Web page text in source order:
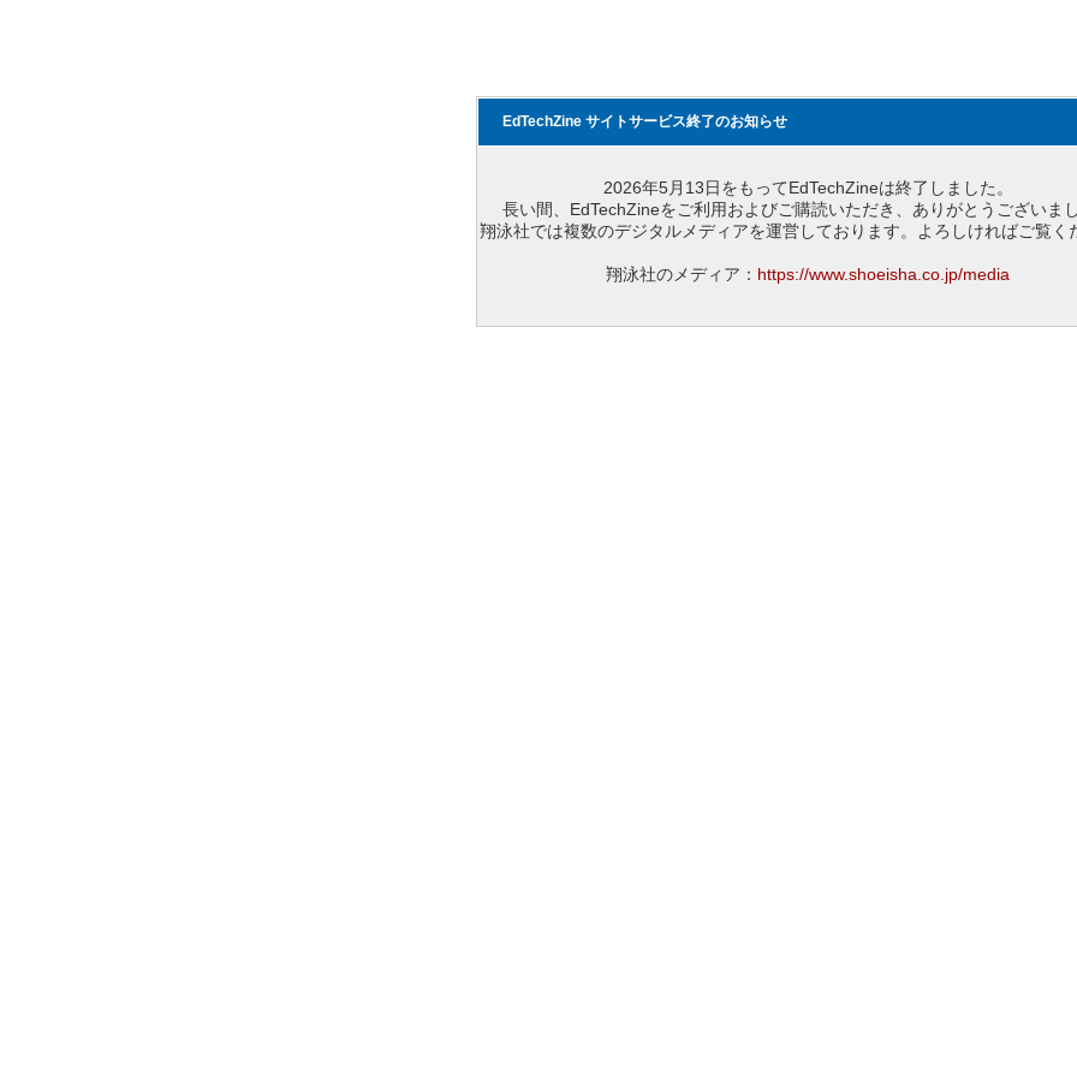
EdTechZine サイトサービス終了のお知らせ
2026年5月13日をもってEdTechZineは終了しました。
長い間、EdTechZineをご利用およびご購読いただき、ありがとうございまし
翔泳社では複数のデジタルメディアを運営しております。よろしければご覧く
翔泳社のメディア： https://www.shoeisha.co.jp/media